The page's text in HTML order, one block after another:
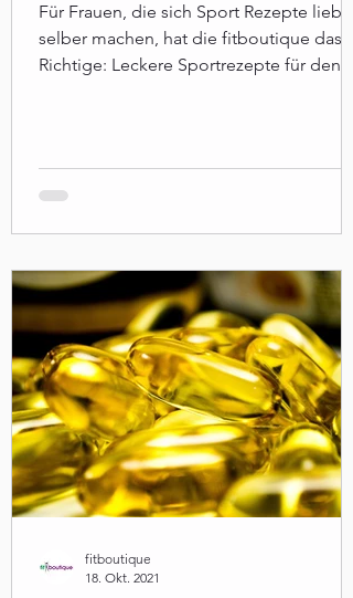
Für Frauen, die sich Sport Rezepte lieber
selber machen, hat die fitboutique das
Richtige: Leckere Sportrezepte für den
fitboutique
18. Okt. 2021